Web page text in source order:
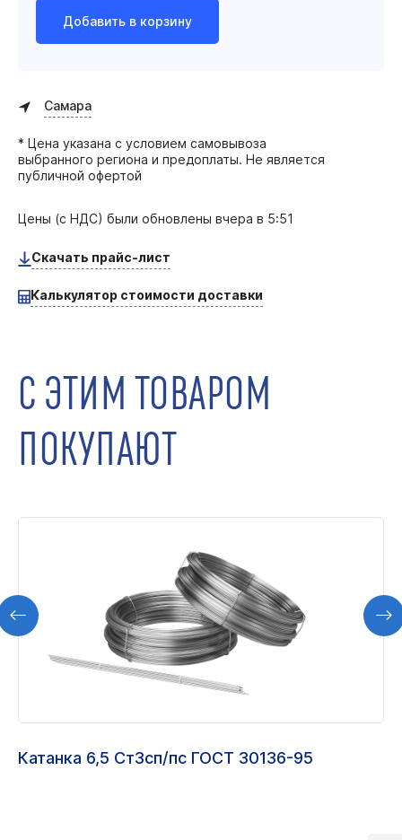
Добавить в корзину
Самара
* Цена указана с условием самовывоза
выбранного региона и предоплаты. Не является
публичной офертой
Цены (с НДС) были обновлены вчера в 5:51
Скачать прайс-лист
Калькулятор стоимости доставки
С ЭТИМ ТОВАРОМ
ПОКУПАЮТ
Катанка 6,5 Ст3сп/пс ГОСТ 30136-95